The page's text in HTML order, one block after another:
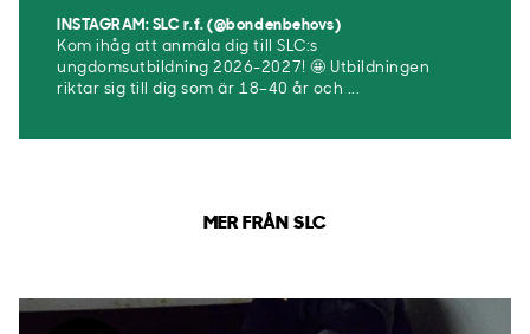
INSTAGRAM: SLC r.f. (@bondenbehovs)
Kom ihåg att anmäla dig till SLC:s
ungdomsutbildning 2026-2027! 🤩 Utbildningen
riktar sig till dig som är 18–40 år och ...
MER FRÅN SLC